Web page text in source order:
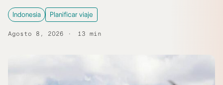
Indonesia Planificar viaje
Agosto 8, 2026 13 min